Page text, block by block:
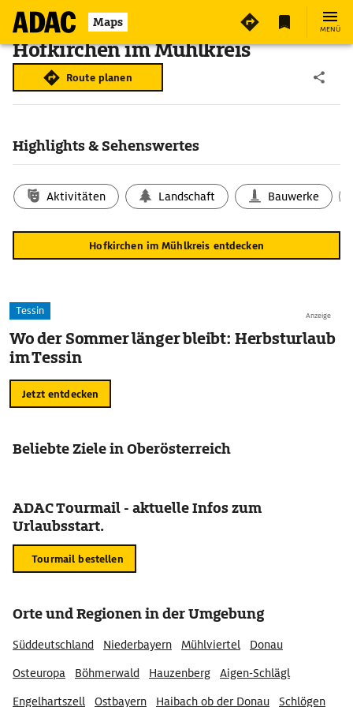
Maps MENÜ
Hofkirchen im Mühlkreis
Route planen
Highlights & Sehenswertes
Aktivitäten Landschaft Bauwerke
Hofkirchen im Mühlkreis entdecken
Anzeige
Tessin
Wo der Sommer länger bleibt: Herbsturlaub
im Tessin
Jetzt entdecken
Beliebte Ziele in Oberösterreich
ADAC Tourmail - aktuelle Infos zum
Urlaubsstart.
Tourmail bestellen
Orte und Regionen in der Umgebung
Süddeutschland Niederbayern Mühlviertel
Donau
Osteuropa
Böhmerwald Hauzenberg
Aigen-Schlägl
Engelhartszell
Ostbayern Haibach ob der Donau Schlögen